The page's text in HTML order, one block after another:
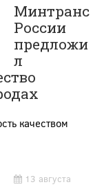
Минтранс
России
предложи
л
качеством
13 августа